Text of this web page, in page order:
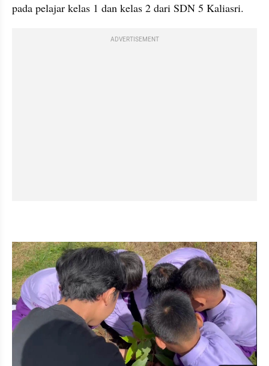
pada pelajar kelas 1 dan kelas 2 dari SDN 5 Kaliasri.
ADVERTISEMENT